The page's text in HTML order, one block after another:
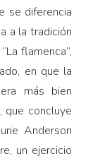
se diferencia
a la tradición
flamenca”,
en que la
más bien
que concluye
Anderson
un ejercicio